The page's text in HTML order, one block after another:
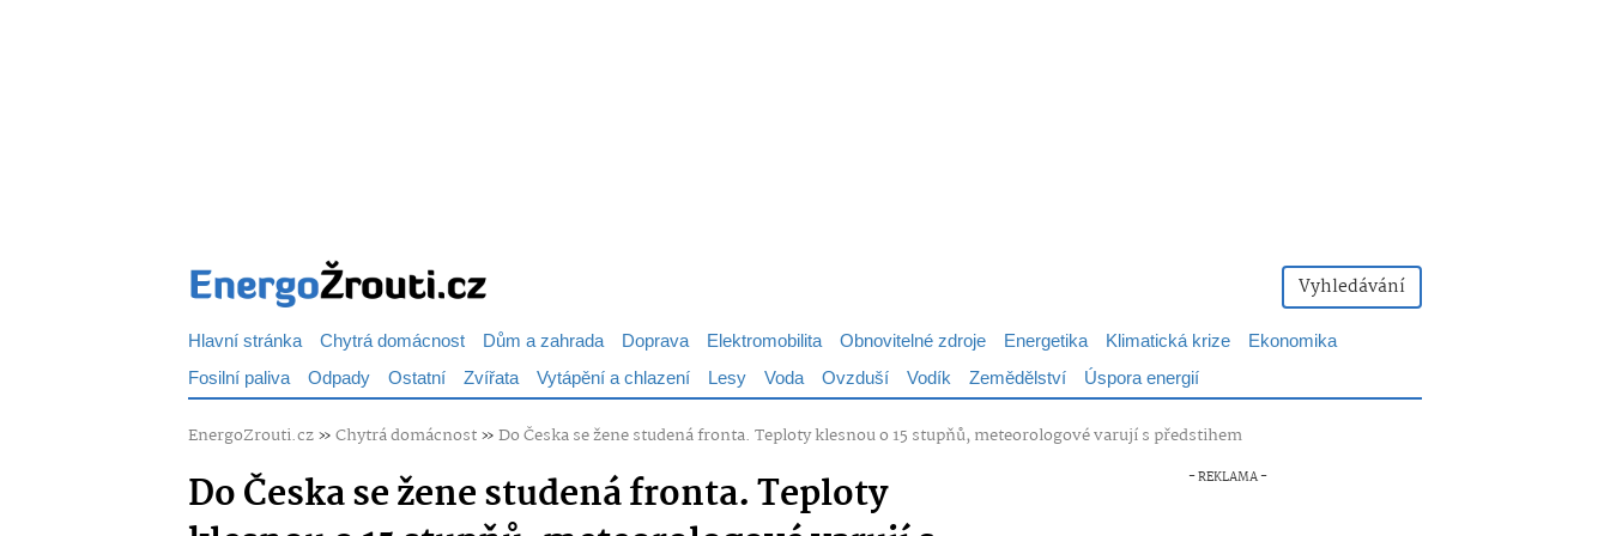
Vyhledávání
Hlavní stránka Chytrá domácnost Dům a zahrada Doprava Elektromobilita Obnovitelné zdroje Energetika Klimatická krize
Ekonomika
Fosilní paliva Odpady Ostatní Zvířata Vytápění a chlazení Lesy Voda Ovzduší Vodík Zemědělství Úspora energií
EnergoZrouti.cz»Chytrá domácnost»Do Česka se žene studená fronta. Teploty klesnou o 15 stupňů, meteorologové varují s předstihem
Do Česka se žene studená fronta. Teploty